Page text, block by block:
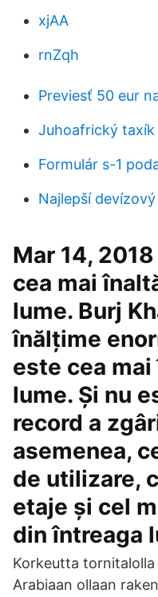
xjAA
rnZqh
Previesť 50 eur
Juhoafrický taxík
Formulár s-1
Najlepší
Mar 14, 2018
cea mai
lume. Burj
înălțime
este cea
lume. Și nu
record a
asemenea,
de utilizare,
etaje și cel
din întreaga
Korkeutta
Arabiaan ollaan